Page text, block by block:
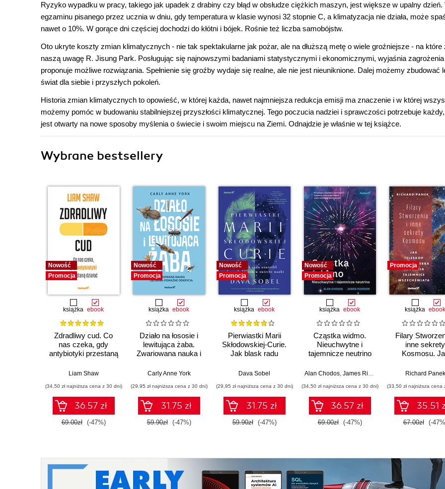
Ryzyko wypadku w pracy, takiego jak upadek z drabiny czy błąd w obsłudze ciężkich maszyn, jest większe w upalny dzień.
egzaminu pisanego przez ucznia w dniu, gdy temperatura w klasie wynosi 32 stopnie C, a klimatyzacja nie działa, może
nawet o 10%. W gorące dni częściej dochodzi do kłótni i bójek. Rośnie też liczba samobójstw.
Oto ukryte koszty zmian klimatycznych - nie tak spektakularne jak pożar, ale na dłuższą metę o wiele groźniejsze - na które
naszą uwagę R. Jisung Park. Posługując się najnowszymi badaniami statystycznymi i ekonomicznymi, wyjaśnia
proponuje możliwe rozwiązania. Spełnienie się groźby wydaje się realne, ale nie jest nieuniknione. Dalej możemy zbudować
świat dla siebie i przyszłych pokoleń.
Historia zmian klimatycznych to opowieść, w której każda, nawet najmniejsza redukcja emisji ma znaczenie i w której
możemy pomóc w budowaniu stabilniejszej przyszłości klimatycznej. Tego poczucia nadziei i sprawczości potrzebuje
jest otwarty na nowe sposoby myślenia o świecie i swoim miejscu na Ziemi. Odnajdzie je właśnie w tej książce.
Wybrane bestsellery
Nowość
Promocja
książka ebook
Zdradliwy cud. Co
nas czeka, gdy
antybiotyki przestaną
Liam Shaw
(34,50 zł najniższa cena z 30 dni)
36.57 zł
69.00zł (-47%)
Nowość
Promocja
książka ebook
Działo na łososie i
lewitująca żaba.
Zwariowana nauka i
odkrycia
Carly Anne York
(29,95 zł najniższa cena z 30 dni)
31.75 zł
59.90zł (-47%)
Nowość
Promocja
książka ebook
Pierwiastki Marii
Skłodowskiej-Curie.
Jak blask radu
kobietom w świecie
Dava Sobel
(29,95 zł najniższa cena z 30 dni)
31.75 zł
59.90zł (-47%)
Nowość
Promocja
książka ebook
Cząstka widmo.
Nieuchwytne i
tajemnicze neutrino
Alan Chodos, James Riordon
(34,50 zł najniższa cena z 30 dni)
36.57 zł
69.00zł (-47%)
Promocja
książka ebook
Filary
inne sekrety
Kosmosu.
Webba
Richard Panek
(33,50 zł najniższa cena
35.51
67.00zł (-